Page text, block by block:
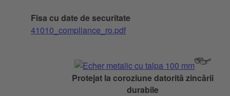
Fisa cu date de securitate
41010_compliance_ro.pdf
Protejat la coroziune datorită zincării
durabile